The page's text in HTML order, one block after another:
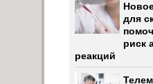
для
риск
реакций